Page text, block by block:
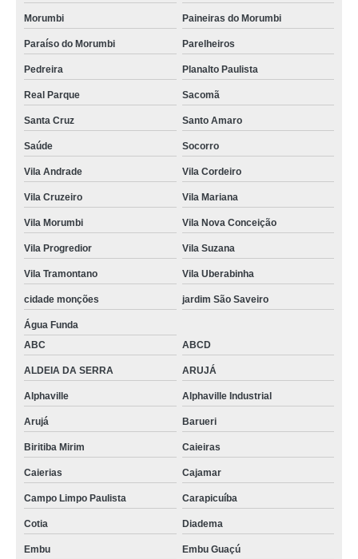
Morumbi Paineiras do Morumbi
Paraíso do Morumbi Parelheiros
Pedreira Planalto Paulista
Real Parque Sacomã
Santa Cruz Santo Amaro
Saúde Socorro
Vila Andrade Vila Cordeiro
Vila Cruzeiro Vila Mariana
Vila Morumbi Vila Nova Conceição
Vila Progredior Vila Suzana
Vila Tramontano Vila Uberabinha
cidade monções jardim São Saveiro
Água Funda
ABC
ABCD
ALDEIA DA SERRA ARUJÁ
Alphaville Alphaville Industrial
Arujá Barueri
Biritiba Mirim Caieiras
Caierias Cajamar
Campo Limpo Paulista Carapicuíba
Cotia Diadema
Embu Embu Guaçú